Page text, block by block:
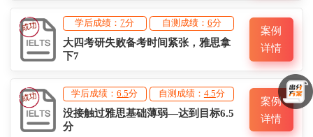
学后成绩：7分 自测成绩： 6分
大四考研失败备考时间紧张，雅思拿
下7
案例
详情
学后成绩：6.5分 自测成绩： 4.5分
没接触过雅思基础薄弱—达到目标6.5
分
案例
详情